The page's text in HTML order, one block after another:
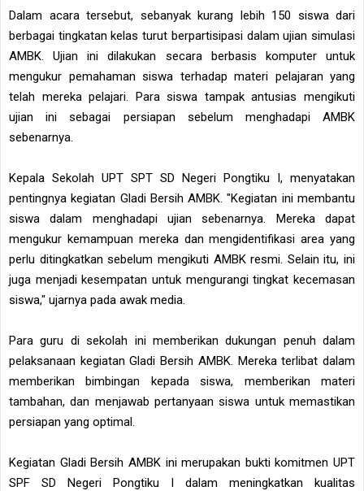
Dalam acara tersebut, sebanyak kurang lebih 150 siswa dari
berbagai tingkatan kelas turut berpartisipasi dalam ujian simulasi
AMBK. Ujian ini dilakukan secara berbasis komputer untuk
mengukur pemahaman siswa terhadap materi pelajaran yang
telah mereka pelajari. Para siswa tampak antusias mengikuti
ujian ini sebagai persiapan sebelum menghadapi AMBK
sebenarnya.
Kepala Sekolah UPT SPT SD Negeri Pongtiku I, menyatakan
pentingnya kegiatan Gladi Bersih AMBK. "Kegiatan ini membantu
siswa dalam menghadapi ujian sebenarnya. Mereka dapat
mengukur kemampuan mereka dan mengidentifikasi area yang
perlu ditingkatkan sebelum mengikuti AMBK resmi. Selain itu, ini
juga menjadi kesempatan untuk mengurangi tingkat kecemasan
siswa," ujarnya pada awak media.
Para guru di sekolah ini memberikan dukungan penuh dalam
pelaksanaan kegiatan Gladi Bersih AMBK. Mereka terlibat dalam
memberikan bimbingan kepada siswa, memberikan materi
tambahan, dan menjawab pertanyaan siswa untuk memastikan
persiapan yang optimal.
Kegiatan Gladi Bersih AMBK ini merupakan bukti komitmen UPT
SPF SD Negeri Pongtiku I dalam meningkatkan kualitas